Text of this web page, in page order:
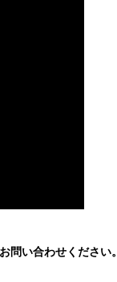
問い合わせください。